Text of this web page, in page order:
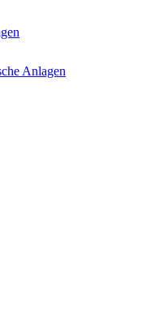
Anlagen